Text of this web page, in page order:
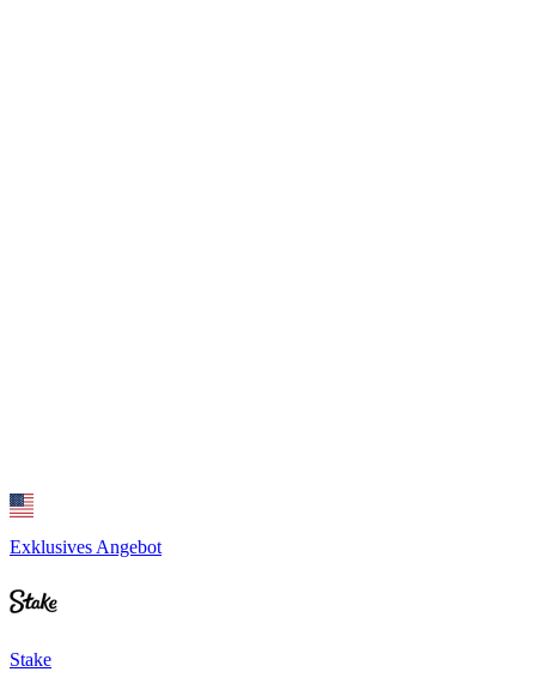
Exklusives Angebot
Stake